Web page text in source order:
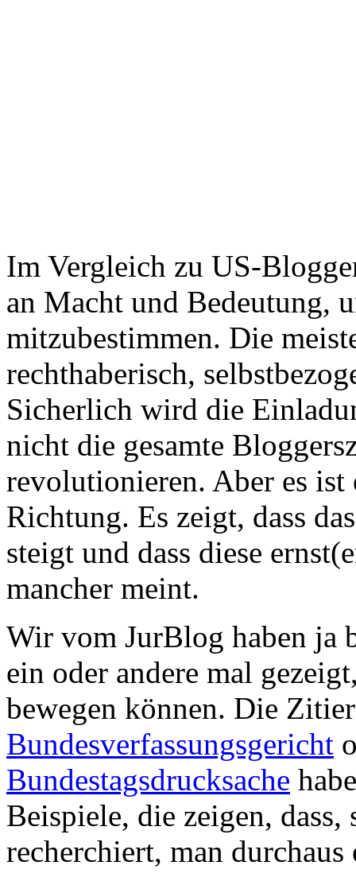
Im Vergleich zu US-
an Macht und Bedeutung,
mitzubestimmen. Die
rechthaberisch,
Sicherlich wird die
nicht die gesamte
revolutionieren. Aber es
Richtung. Es zeigt, dass
steigt und dass diese
mancher meint.
Wir vom JurBlog haben ja
ein oder andere mal
bewegen können. Die
Bundesverfassungsgericht
Bundestagsdrucksache
Beispiele, die zeigen,
recherchiert, man